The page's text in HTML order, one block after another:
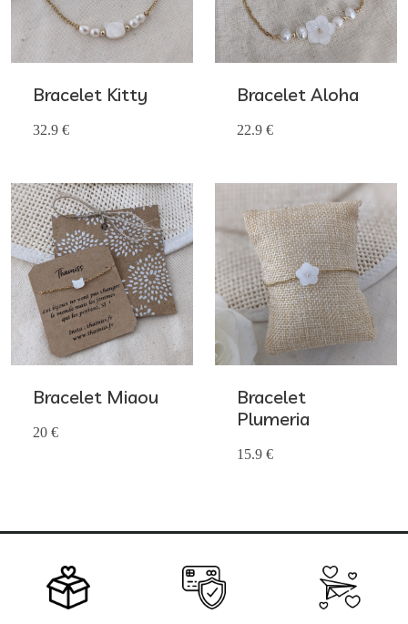
Bracelet Kitty
32.9 €
Bracelet Aloha
22.9 €
Bracelet Miaou
20 €
Bracelet
Plumeria
15.9 €